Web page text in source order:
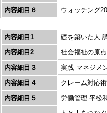
内容細目６
ウォッチング
内容細目1
礎を築いた人
内容細目2
社会福祉の原
内容細目３
実践 マネジメ
内容細目４
クレーム対応
内容細目５
労働管理 平松